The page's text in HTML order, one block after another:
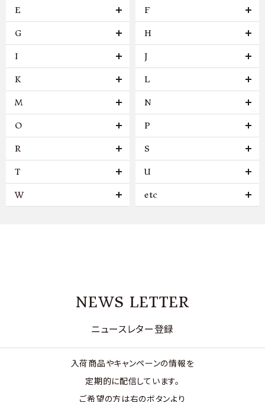
E F
G H
I J
K L
M N
O P
R S
T U
W etc
NEWS LETTER
ニュースレター登録
入荷商品やキャンペーンの情報を
定期的に配信しています。
ご希望の方は右のボタンより